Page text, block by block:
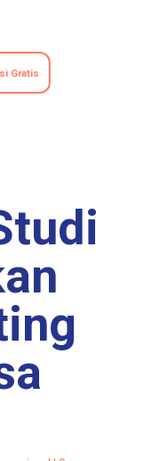
Gratis